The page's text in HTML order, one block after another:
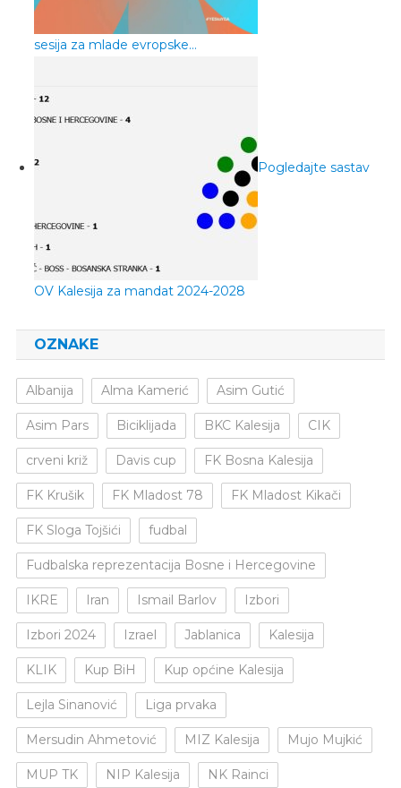
sesija za mlade evropske…
Pogledajte sastav
OV Kalesija za mandat 2024-2028
OZNAKE
Albanija Alma Kamerić Asim Gutić
Asim Pars Biciklijada BKC Kalesija CIK
crveni križ Davis cup FK Bosna Kalesija
FK Krušik FK Mladost 78 FK Mladost Kikači
FK Sloga Tojšići fudbal
Fudbalska reprezentacija Bosne i Hercegovine
IKRE Iran Ismail Barlov Izbori
Izbori 2024 Izrael Jablanica Kalesija
KLIK Kup BiH Kup općine Kalesija
Lejla Sinanović Liga prvaka
Mersudin Ahmetović MIZ Kalesija Mujo Mujkić
MUP TK NIP Kalesija NK Rainci